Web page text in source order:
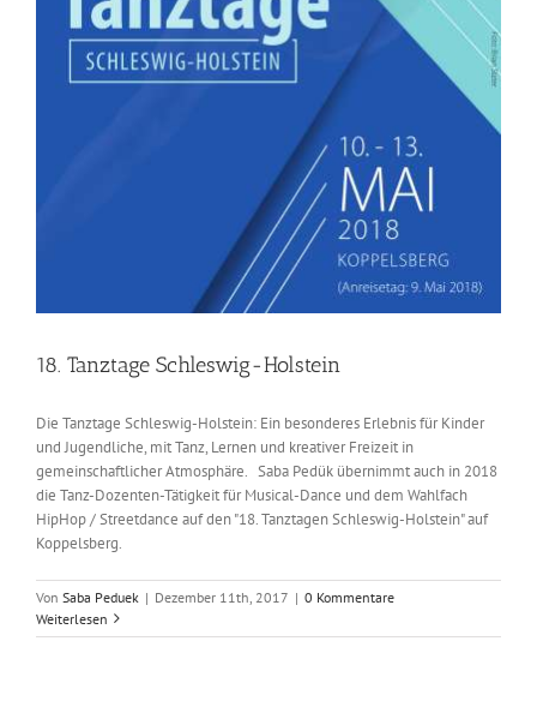
18. Tanztage Schleswig-Holstein
Die Tanztage Schleswig-Holstein: Ein besonderes Erlebnis für Kinder
und Jugendliche, mit Tanz, Lernen und kreativer Freizeit in
gemeinschaftlicher Atmosphäre. Saba Pedük übernimmt auch in 2018
die Tanz-Dozenten-Tätigkeit für Musical-Dance und dem Wahlfach
HipHop / Streetdance auf den "18. Tanztagen Schleswig-Holstein" auf
Koppelsberg.
Von Saba Peduek | Dezember 11th, 2017 | 0 Kommentare
Weiterlesen